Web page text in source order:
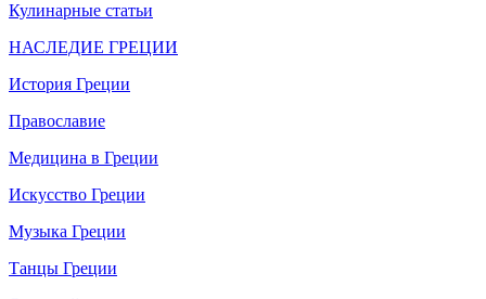
Кулинарные статьи
НАСЛЕДИЕ ГРЕЦИИ
История Греции
Православие
Медицина в Греции
Искусство Греции
Музыка Греции
Танцы Греции